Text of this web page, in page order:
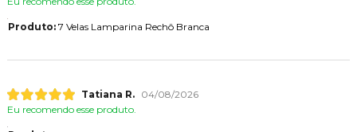
Produto:7 Velas Lamparina Rechô Branca
Tatiana R.
04/08/2026
Eu recomendo esse produto.